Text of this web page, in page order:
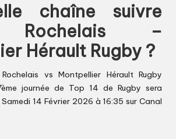
chaîne suivre
Rochelais –
Hérault Rugby ?
vs Montpellier Hérault Rugby
journée de Top 14 de Rugby sera
14 Février 2026 à 16:35 sur Canal